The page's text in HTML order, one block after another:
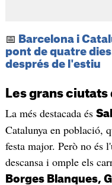
📅 Barcelona i
pont de quatre
després de l'estiu
Les grans
La més destacada és
Catalunya en població,
festa major. Però no és
descansa i omple els
Borges Blanques,